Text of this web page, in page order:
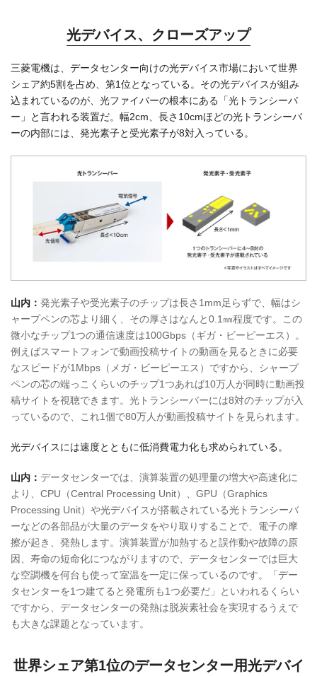
光デバイス、クローズアップ
三菱電機は、データセンター向けの光デバイス市場において世界
シェア約5割を占め、第1位となっている。その光デバイスが組み
込まれているのが、光ファイバーの根本にある「光トランシーバ
ー」と言われる装置だ。幅2cm、長さ10cmほどの光トランシーバ
ーの内部には、発光素子と受光素子が8対入っている。
山内： 発光素子や受光素子のチップは長さ1mm足らずで、幅はシ
ャープペンの芯より細く、その厚さはなんと0.1㎜程度です。この
微小なチップ1つの通信速度は100Gbps（ギガ・ビーピーエス）。
例えばスマートフォンで動画投稿サイトの動画を見るときに必要
なスピードが1Mbps（メガ・ビーピーエス）ですから、シャープ
ペンの芯の端っこくらいのチップ1つあれば10万人が同時に動画投
稿サイトを視聴できます。光トランシーバーには8対のチップが入
っているので、これ1個で80万人が動画投稿サイトを見られます。
光デバイスには速度とともに低消費電力化も求められている。
山内： データセンターでは、演算装置の処理量の増大や高速化に
より、CPU（Central Processing Unit）、GPU（Graphics
Processing Unit）や光デバイスが搭載されている光トランシーバ
ーなどの各部品が大量のデータをやり取りすることで、電子の摩
擦が起き、発熱します。演算装置が加熱すると誤作動や故障の原
因、寿命の短命化につながりますので、データセンターでは巨大
な空調機を何台も使って室温を一定に保っているのです。「デー
タセンターを1つ建てると発電所も1つ必要だ」といわれるくらい
ですから、データセンターの発熱は脱炭素社会を実現するうえで
も大きな課題となっています。
世界シェア第1位のデータセンター用光デバイ